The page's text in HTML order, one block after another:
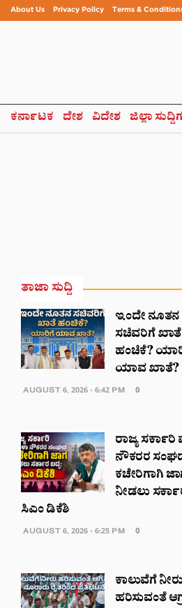
About Us Privacy Policy Terms &
ಕರ್ನಾಟಕ ದೇಶ ವಿದೇಶ ಜಿಲ್ಲಾ
ತಾಜಾ ಸುದ್ದಿ
ಇಂದೇ ನೂತನ
ಸಚಿವರಿಗೆ ಖಾತೆ
ಹಂಚಿಕೆ?
ಯಾವ ಖಾತೆ?
AUGUST 6, 2026 - 6:42 PM 0
ರಾಜ್ಯ
ನೌಕರರ
ಕಚೇರಿಗಾಗಿ
ನೀಡಲು
ಸಿಎಂ ಡಿಕೆಶಿ
AUGUST 6, 2026 - 6:25 PM 0
ಕಾಲುವೆಗೆ ನೀರು
ಹರಿಸುವಂತೆ